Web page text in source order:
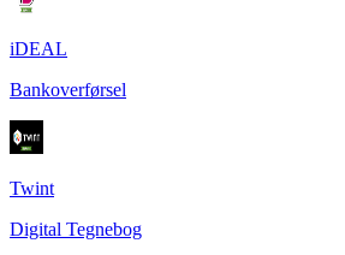
iDEAL
Bankoverførsel
Twint
Digital Tegnebog